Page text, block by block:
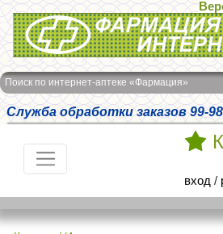
Интернет-аптека Фармация
Поиск по интернет-аптеке «Фармация»
Служба обработки заказов 99-
вход /